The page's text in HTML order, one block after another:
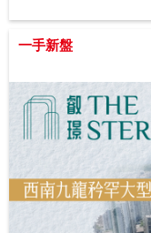
一手新盤